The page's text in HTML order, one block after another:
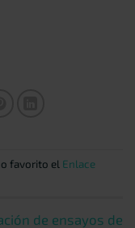
favorito el Enlace
de ensayos de